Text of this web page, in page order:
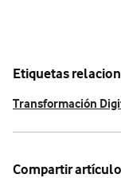
Etiquetas
Transformación
Compartir